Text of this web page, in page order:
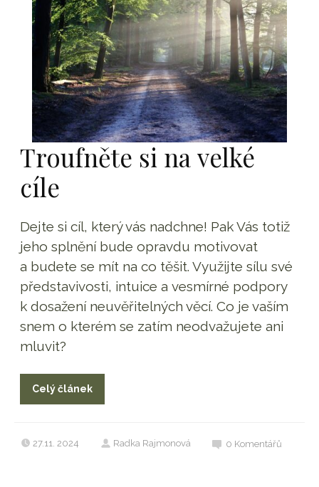
Troufněte si na velké
cíle
Dejte si cíl, který vás nadchne! Pak Vás totiž
jeho splnění bude opravdu motivovat
a budete se mít na co těšit. Využijte sílu své
představivosti, intuice a vesmírné podpory
k dosažení neuvěřitelných věcí. Co je vaším
snem o kterém se zatím neodvažujete ani
mluvit?
Celý článek
27.11. 2024 Radka Rajmonová 0 Komentářů